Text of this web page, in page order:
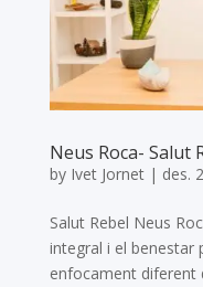
Neus Roca- Salut
by Ivet Jornet| des.
Salut Rebel Neus
integral i el benestar
enfocament diferent